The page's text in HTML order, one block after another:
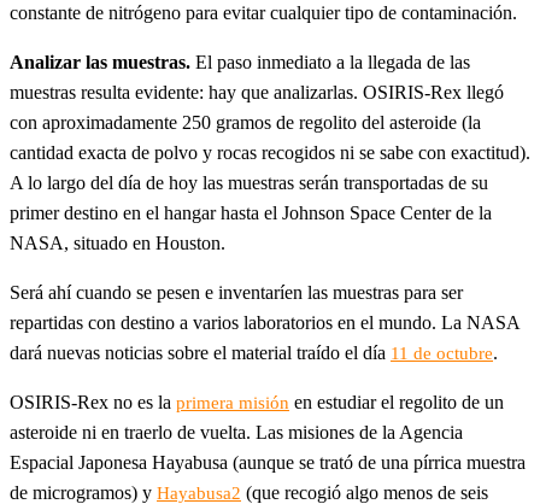
constante de nitrógeno para evitar cualquier tipo de contaminación.
Analizar las muestras. El paso inmediato a la llegada de las
muestras resulta evidente: hay que analizarlas. OSIRIS-Rex llegó
con aproximadamente 250 gramos de regolito del asteroide (la
cantidad exacta de polvo y rocas recogidos ni se sabe con exactitud).
A lo largo del día de hoy las muestras serán transportadas de su
primer destino en el hangar hasta el Johnson Space Center de la
NASA, situado en Houston.
Será ahí cuando se pesen e inventaríen las muestras para ser
repartidas con destino a varios laboratorios en el mundo. La NASA
dará nuevas noticias sobre el material traído el día 11 de octubre.
OSIRIS-Rex no es la primera misión en estudiar el regolito de un
asteroide ni en traerlo de vuelta. Las misiones de la Agencia
Espacial Japonesa Hayabusa (aunque se trató de una pírrica muestra
de microgramos) y Hayabusa2 (que recogió algo menos de seis